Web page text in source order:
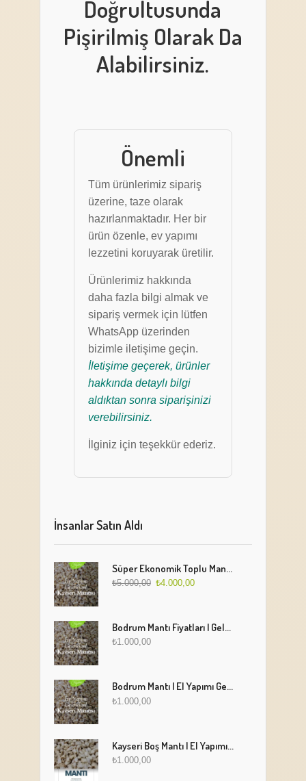
Doğrultusunda
Pişirilmiş Olarak Da
Alabilirsiniz.
Önemli
Tüm ürünlerimiz sipariş
üzerine, taze olarak
hazırlanmaktadır. Her bir
ürün özenle, ev yapımı
lezzetini koruyarak üretilir.
Ürünlerimiz hakkında
daha fazla bilgi almak ve
sipariş vermek için lütfen
WhatsApp üzerinden
bizimle iletişime geçin.
İletişime geçerek, ürünler
hakkında detaylı bilgi
aldıktan sonra siparişinizi
verebilirsiniz.
İlginiz için teşekkür ederiz.
İnsanlar Satın Aldı
Süper Ekonomik Toplu Mantı Paketi (5 Kg)
₺5.000,00 ₺4.000,00
Bodrum Mantı Fiyatları | Geleneksel Türk Mantısı Online Sipariş
₺1.000,00
Bodrum Mantı | El Yapımı Geleneksel Mantı Lezzeti
₺1.000,00
Kayseri Boş Mantı | El Yapımı Geleneksel Fırınlanmış Mantı
₺1.000,00